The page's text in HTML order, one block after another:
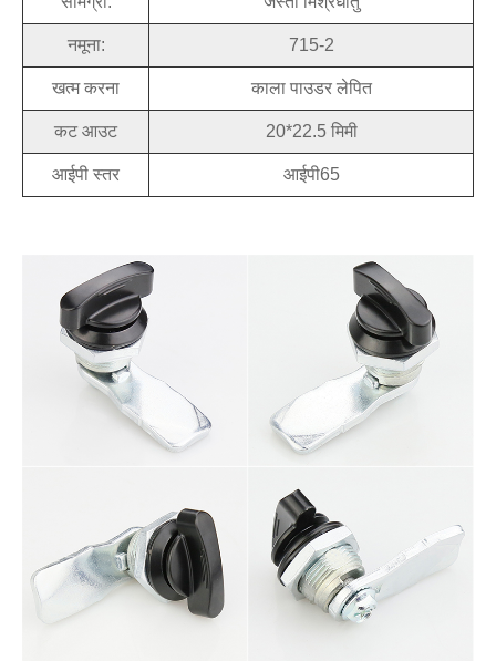
नमूना: 715-2
खत्म करना काला पाउडर लेपित
कट आउट 20*22.5 मिमी
आईपी ​​​​स्तर आईपी65